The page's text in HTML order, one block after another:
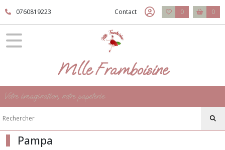
0760819223 Contact 0 0
Mlle Framboisine
Votre imagination, notre papeterie
Pampa
Fermer
FILTRES
Mariage
Les
thèmes
Pampa